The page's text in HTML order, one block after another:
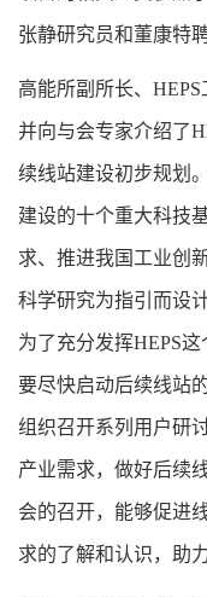
张静研究员和董康特
高能所副所长、
并向与会专家介绍了
续线站建设初步规划
建设的十个重大科技
求、推进我国工业创
科学研究为指引而设
为了充分发挥HEPS
要尽快启动后续线站
组织召开系列用户研
产业需求，做好后续
会的召开，能够促进
求的了解和认识，助